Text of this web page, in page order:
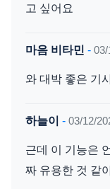
고 싶어요
마음 비타민 - 03/
와 대박 좋은 기
하늘이 - 03/12/
근데 이 기능은
짜 유용한 것 같